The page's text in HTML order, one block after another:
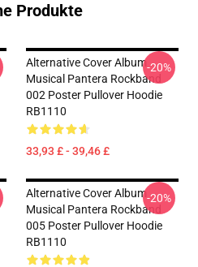
Produkte
Alternative Cover Album
Musical Pantera Rockband
002 Poster Pullover Hoodie
RB1110
33,93 £ - 39,46 £
-20%
Alternative Cover Album
Musical Pantera Rockband
005 Poster Pullover Hoodie
RB1110
-20%